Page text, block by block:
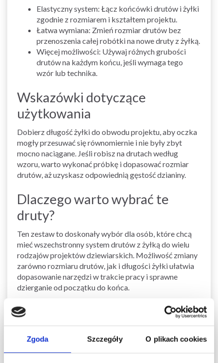
Zgoda Szczegóły O plikach cookies
Elastyczny system: Łącz końcówki drutów i żyłki
zgodnie z rozmiarem i kształtem projektu.
Łatwa wymiana: Zmień rozmiar drutów bez
przenoszenia całej robótki na nowe druty z żyłką.
Więcej możliwości: Używaj różnych grubości
drutów na każdym końcu, jeśli wymaga tego
wzór lub technika.
Wskazówki dotyczące
użytkowania
Dobierz długość żyłki do obwodu projektu, aby oczka
mogły przesuwać się równomiernie i nie były zbyt
mocno naciągane. Jeśli robisz na drutach według
wzoru, warto wykonać próbkę i dopasować rozmiar
drutów, aż uzyskasz odpowiednią gęstość dzianiny.
Dlaczego warto wybrać te
druty?
Ten zestaw to doskonały wybór dla osób, które chcą
mieć wszechstronny system drutów z żyłką do wielu
rodzajów projektów dziewiarskich. Możliwość zmiany
zarówno rozmiaru drutów, jak i długości żyłki ułatwia
dopasowanie narzędzi w trakcie pracy i sprawne
dzierganie od początku do końca.
Zobacz podobne produkty tutaj
Akcesoria
Miarka do drutów